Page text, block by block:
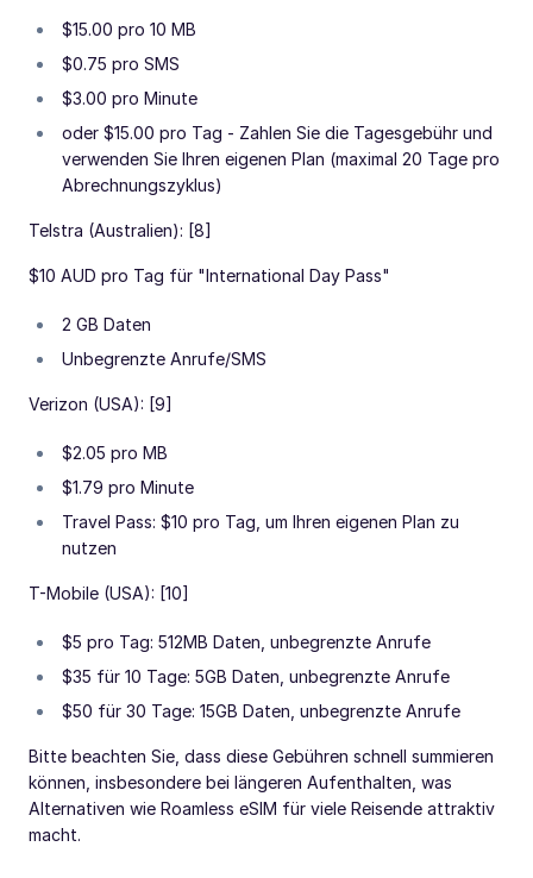
$15.00 pro 10 MB
$0.75 pro SMS
$3.00 pro Minute
oder $15.00 pro Tag - Zahlen Sie die Tagesgebühr und
verwenden Sie Ihren eigenen Plan (maximal 20 Tage pro
Abrechnungszyklus)
Telstra (Australien): [8]
$10 AUD pro Tag für "International Day Pass"
2 GB Daten
Unbegrenzte Anrufe/SMS
Verizon (USA): [9]
$2.05 pro MB
$1.79 pro Minute
Travel Pass: $10 pro Tag, um Ihren eigenen Plan zu
nutzen
T-Mobile (USA): [10]
$5 pro Tag: 512MB Daten, unbegrenzte Anrufe
$35 für 10 Tage: 5GB Daten, unbegrenzte Anrufe
$50 für 30 Tage: 15GB Daten, unbegrenzte Anrufe
Bitte beachten Sie, dass diese Gebühren schnell summieren
können, insbesondere bei längeren Aufenthalten, was
Alternativen wie Roamless eSIM für viele Reisende attraktiv
macht.